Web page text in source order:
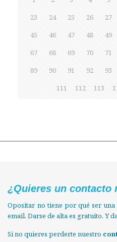
23
24 25 26
27
45
46 47 48
49
67
68 69 70
71
89
90 91 92
93
111
112 113
¿Quieres un contacto
Opositar no tiene por qué ser
email. Darse de alta es gratuito. Y
Si no quieres perderte nuestro